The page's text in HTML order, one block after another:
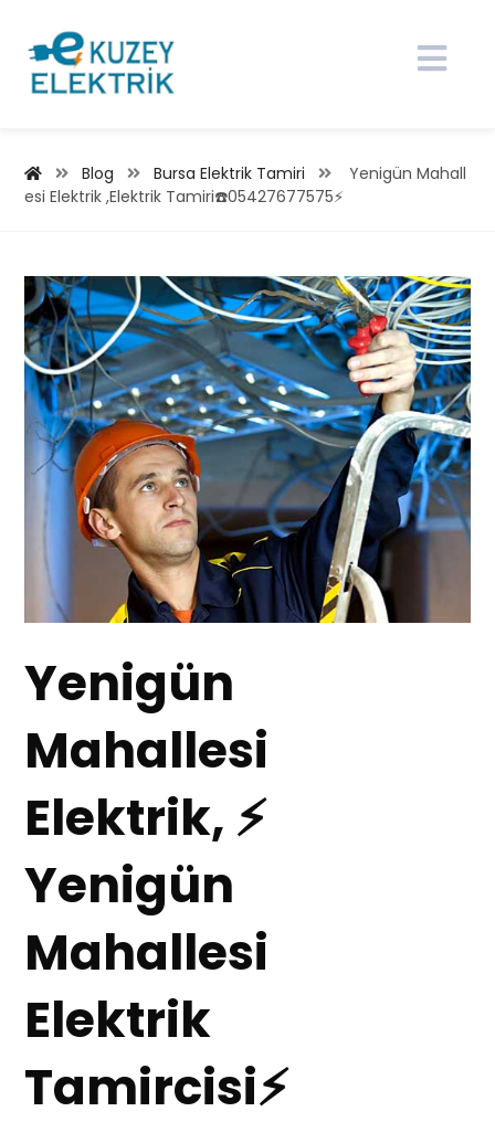
Blog Bursa Elektrik Tamiri
Yenigün Mahall
esi Elektrik ,Elektrik Tamiri☎️05427677575⚡
Yenigün
Mahallesi
Elektrik, ⚡
Yenigün
Mahallesi
Elektrik
Tamircisi⚡